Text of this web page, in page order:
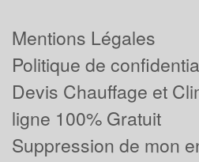
Mentions Légales
Politique de
Devis Chauffage et
ligne 100% Gratuit
Suppression de mon